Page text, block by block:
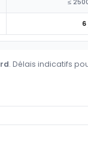
≤
6
. Délais indicatifs